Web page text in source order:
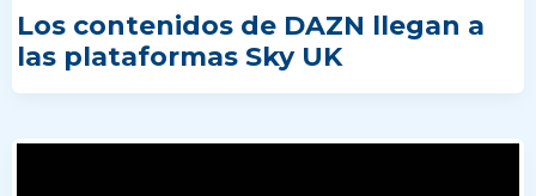
Los contenidos de DAZN llegan a
las plataformas Sky UK